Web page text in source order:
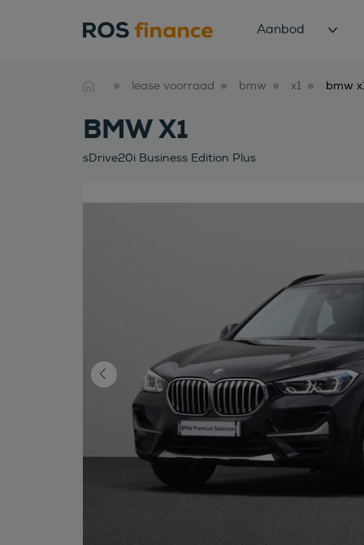
Aanbod
lease voorraad bmw x1
BMW X1
sDrive20i Business Edition Plus